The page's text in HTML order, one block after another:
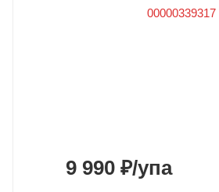
9 990 ₽/упа